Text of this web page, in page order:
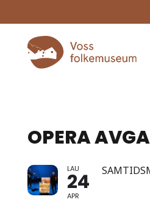
OPERA
LAU
24
APR